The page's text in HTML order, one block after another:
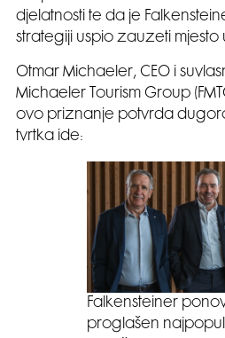
djelatnosti te da je
strategiji uspio zauzeti mjesto
Otmar Michaeler, CEO i
Michaeler Tourism Group
ovo priznanje potvrda
tvrtka ide:
Falkensteiner
proglašen